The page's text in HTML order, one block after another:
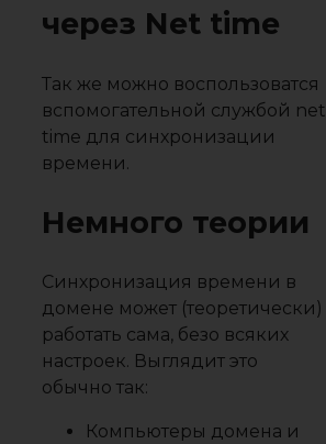
через Net time
Так же можно воспользоватся
вспомогательной службой net
time для синхронизации
времени.
Немного теории
Синхронизация времени в
домене может (теоретически)
работать сама, безо всяких
настроек. Выглядит это
обычно так:
Компьютеры домена и